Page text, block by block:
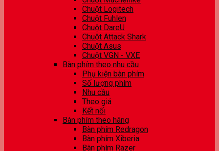
Chuột Logitech
Chuột Fuhlen
Chuột DareU
Chuột Attack Shark
Chuột Asus
Chuột VGN - VXE
Bàn phím theo nhu cầu
Phụ kiện bàn phím
Số lượng phím
Nhu cầu
Theo giá
Kết nối
Bàn phím theo hãng
Bàn phím Redragon
Bàn phím Xiberia
Bàn phím Razer